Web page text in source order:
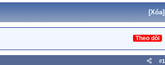
[Xóa]
Theo dõi
#1